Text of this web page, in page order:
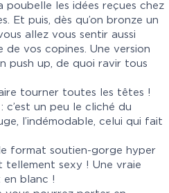
les idées reçues chez
Et puis, dès qu’on bronze un
allez vous sentir aussi
vos copines. Une version
push up, de quoi ravir tous
tourner toutes les têtes !
c’est un peu le cliché du
l’indémodable, celui qui fait
format soutien-gorge hyper
tellement sexy ! Une vraie
en blanc !